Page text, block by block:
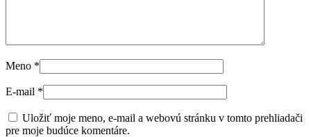
Meno *
E-mail *
Uložiť moje meno, e-mail a webovú stránku v tomto prehliadači
pre moje budúce komentáre.